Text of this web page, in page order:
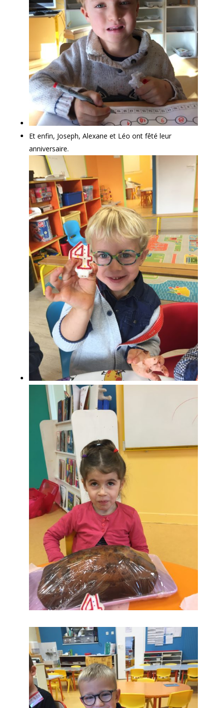
Et enfin, Joseph, Alexane et Léo ont fêté leur
anniversaire.